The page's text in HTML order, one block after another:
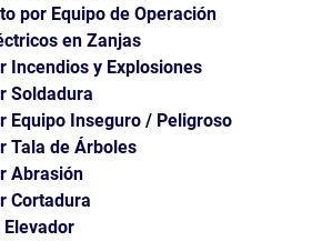
por Equipo de Operación
en Zanjas
Incendios y Explosiones
Soldadura
Equipo Inseguro / Peligroso
Tala de Árboles
Abrasión
Cortadura